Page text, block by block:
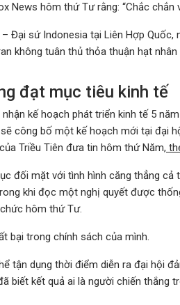
News hôm thứ Tư rằng: “Chắc chắn
– Đại sứ Indonesia tại Liên Hợp
không tuân thủ thỏa thuận hạt nhân
đạt mục tiêu kinh tế
kế hoạch phát triển kinh tế 5
công bố một kế hoạch mới tại đại
Triều Tiên đưa tin hôm thứ Năm,
đối mặt với tình hình căng thẳng
khi đọc một nghị quyết được
hôm thứ Tư.
bại trong chính sách của mình.
tận dụng thời điểm diễn ra đại hội
biết kết quả ai là người chiến thắng